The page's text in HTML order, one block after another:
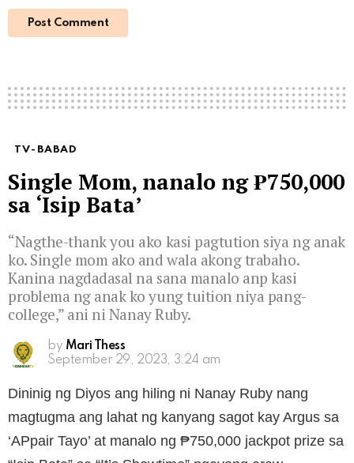
TV-BABAD
Single Mom, nanalo ng ₱750,000
sa ‘Isip Bata’
“Nagthe-thank you ako kasi pagtution siya ng anak
ko. Single mom ako and wala akong trabaho.
Kanina nagdadasal na sana manalo anp kasi
problema ng anak ko yung tuition niya pang-
college,” ani ni Nanay Ruby.
by Mari Thess
September 29, 2023, 3:24 am
Dininig ng Diyos ang hiling ni Nanay Ruby nang
magtugma ang lahat ng kanyang sagot kay Argus sa
‘APpair Tayo’ at manalo ng ₱750,000 jackpot prize sa